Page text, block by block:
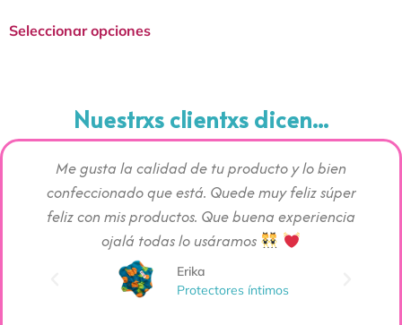
Seleccionar opciones
Nuestrxs clientxs dicen...
Los productos me han encantado, aplican justo
con lo que buscaba entre comodidad,
absorción y el más primordial ayudar desde un
pequeño cambio al planeta
Angie
Toallas día